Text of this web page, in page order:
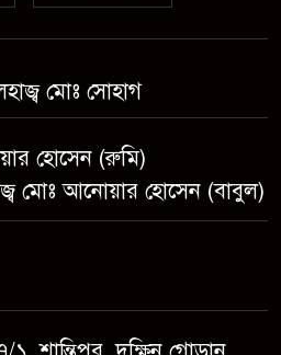
মেয়েকে ধর্ষণের অভিযোগে সেনবাগে
সোনাতলা পৌরসভার উপ-সহকারী
প্রকৌশলীর বিরুদ্ধে সাংবাদিকের
অভিযোগ,তদন্তের আশ্বাস প্রশাসকের
সাক্ষ্যগ্রহণ শুরু
মোঃ সোহাগ
হোসেন (রুমি)
মোঃ আনোয়ার হোসেন (বাবুল)